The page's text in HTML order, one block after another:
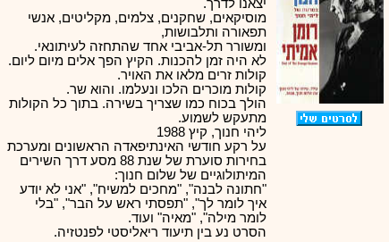
צוות דיוידי מאסטר ישיר.
אנחנו כאן לכול שאלה וזמינים
במענה הטלפוני שלנו.ובמייל
.האתר לרשותכם 24/7
מענה טלפוני: 09-7652392
צוות דיוידי מאסטר ישיר.
יצאנו לדרך.
מוסיקאים, שחקנים, צלמים, מקליטים, אנשי
תפאורה ותלבושות,
ומשורר תל-אביבי אחד שהתחזה לעיתונאי.
לא היה זמן להכנות. הקיץ הפך אלים מיום ליום.
קולות זרים מלאו את האויר.
קולות מוכרים הלכו ונעלמו. והוא שר.
הולך בכוח כמו שצריך בשירה. בתוך כל הקולות
מתעקש לשמוע.
ליהי חנוך, קיץ 1988
על רקע חודשי האינתיפאדה הראשונים ומערכת
בחירות סוערת של שנת 88 מסע דרך השירים
המיתולוגיים של שלום חנוך:
"חתונה לבנה", "מחכים למשיח", "אני לא יודע
איך לומר לך", "תפסתי ראש על הבר", "בלי
לומר מילה", "מאיה" ועוד.
הסרט נע בין תיעוד ריאליסטי לפנטזיה.